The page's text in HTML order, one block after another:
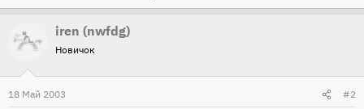
iren (nwfdg)
Новичок
18 Май 2003 #2